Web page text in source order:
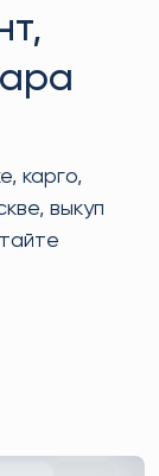
карго,
выкуп